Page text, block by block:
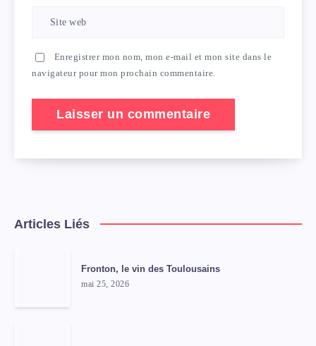
Enregistrer mon nom, mon e-mail et mon site dans le
navigateur pour mon prochain commentaire.
Articles Liés
Fronton, le vin des Toulousains
mai 25, 2026